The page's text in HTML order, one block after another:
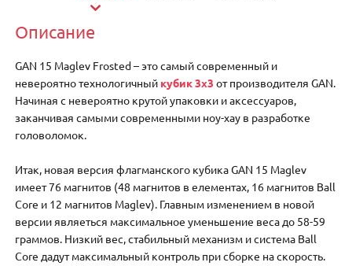
Описание
GAN 15 Maglev Frosted – это самый современный и
невероятно технологичный кубик 3х3 от производителя GAN.
Начиная с невероятно крутой упаковки и аксессуаров,
заканчивая самыми современными ноу-хау в разработке
головоломок.
Итак, новая версия флагманского кубика GAN 15 Maglev
имеет 76 магнитов (48 магнитов в елементах, 16 магнитов Ball
Core и 12 магнитов Maglev). Главным изменением в новой
версии являеться максимальное уменьшение веса до 58-59
граммов. Низкий вес, стабильный механизм и система Ball
Core дадут максимальный контроль при сборке на скорость.